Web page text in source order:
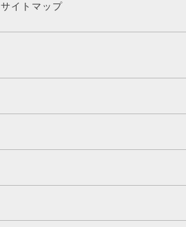
サイトマップ